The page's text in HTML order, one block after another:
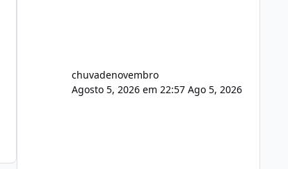
chuvadenovembro
Agosto 5, 2026 em 22:57 Ago 5, 2026